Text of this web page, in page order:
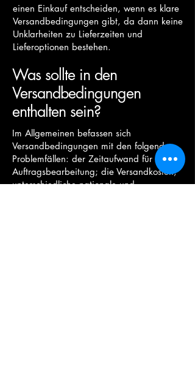
einen Einkauf entscheiden, wenn es klare
Versandbedingungen gibt, da dann keine
Unklarheiten zu Lieferzeiten und
Lieferoptionen bestehen.
Was sollte in den
Versandbedingungen
enthalten sein?
Im Allgemeinen befassen sich
Versandbedingungen mit den folgenden
Problemfällen: der Zeitaufwand für die
Auftragsbearbeitung; die Versandkosten;
unterschiedliche nationale und